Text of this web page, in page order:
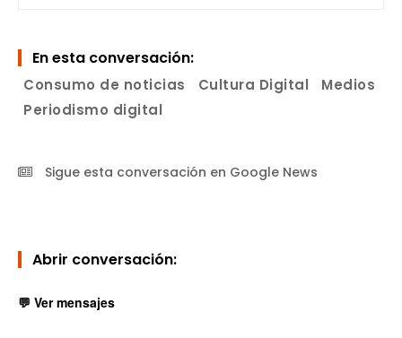
En esta conversación:
Consumo de noticias Cultura Digital
Medios
Periodismo digital
Sigue esta conversación en Google News
Abrir conversación:
💬 Ver mensajes